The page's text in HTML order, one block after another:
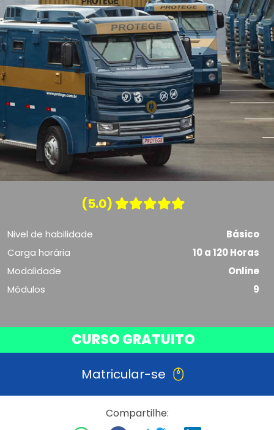
(5.0)
Nivel de habilidade
Básico
Carga horária
10 a 120 Horas
Modalidade
Online
Módulos
9
CURSO GRATUITO
Matricular-se
Compartilhe: